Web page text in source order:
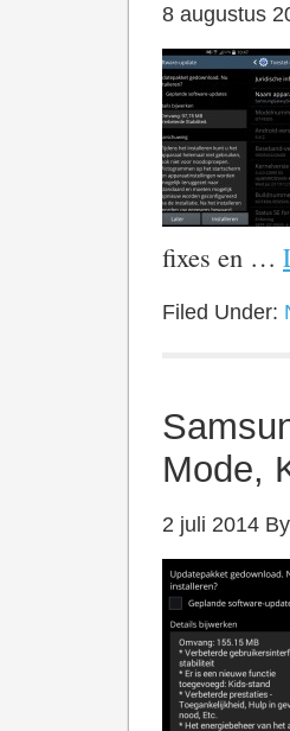
8 augustus
fixes en …
Filed Under:
Mode,
2 juli 2014